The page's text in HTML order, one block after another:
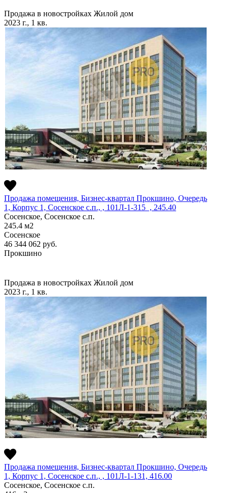
Продажа в новостройках Жилой дом
2023 г., 1 кв.
Продажа помещения, Бизнес-квартал Прокшино, Очередь
1, Корпус 1, Сосенское c.п., , 101Л-1-315 , 245.40
Сосенское, Сосенское c.п.
245.4 м2
Сосенское
46 344 062 руб.
Прокшино
Продажа в новостройках Жилой дом
2023 г., 1 кв.
Продажа помещения, Бизнес-квартал Прокшино, Очередь
1, Корпус 1, Сосенское c.п., , 101Л-1-131, 416.00
Сосенское, Сосенское c.п.